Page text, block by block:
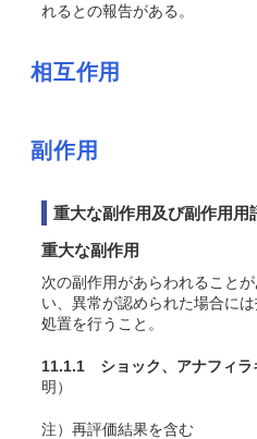
れるとの報告がある。
相互作用
副作用
重大な副作用及び副作用用
重大な副作用
次の副作用があらわれること
い、異常が認められた場合に
処置を行うこと。
11.1.1 ショック、アナフィラ
明）
注）再評価結果を含む